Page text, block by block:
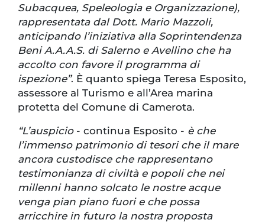
Subacquea, Speleologia e Organizzazione),
rappresentata dal Dott. Mario Mazzoli,
anticipando l’iniziativa alla Soprintendenza
Beni A.A.A.S. di Salerno e Avellino che ha
accolto con favore il programma di
ispezione”. È quanto spiega Teresa Esposito,
assessore al Turismo e all’Area marina
protetta del Comune di Camerota.
“L’auspicio- continua Esposito - è che
l’immenso patrimonio di tesori che il mare
ancora custodisce che rappresentano
testimonianza di civiltà e popoli che nei
millenni hanno solcato le nostre acque
venga pian piano fuori e che possa
arricchire in futuro la nostra proposta